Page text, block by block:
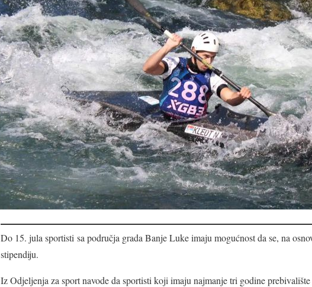
Do 15. jula sportisti sa područja grada Banje Luke imaju mogućnost da se, na
stipendiju.
Iz Odjeljenja za sport navode da sportisti koji imaju najmanje tri godine